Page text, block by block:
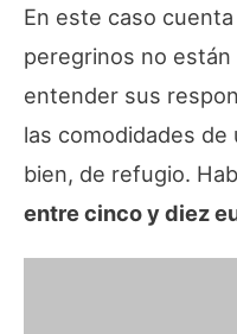
En este caso
peregrinos no
entender sus
las comodidades de
bien, de refugio.
entre cinco y diez